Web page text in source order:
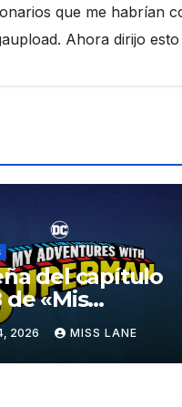
que me habrían
Ahora dirijo
del capítulo
de «Mis
con
2026 MISS LANE